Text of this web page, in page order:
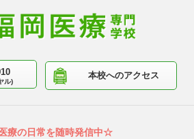
ル)
本校へのアクセス
療の日常を随時発信中☆